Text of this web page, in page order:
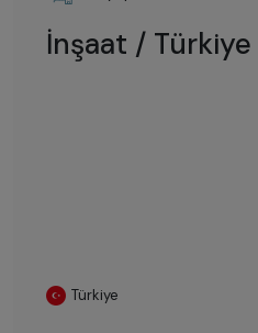
İnşaat / Türkiye
Türkiye